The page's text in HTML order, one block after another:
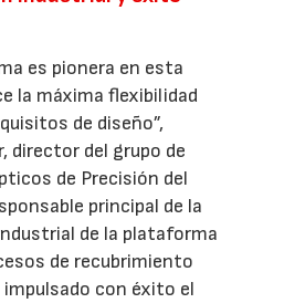
es pionera en esta
la máxima flexibilidad
de diseño”,
director del grupo de
de Precisión del
principal de la
de la plataforma
de recubrimiento
impulsado con éxito el